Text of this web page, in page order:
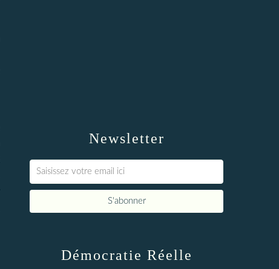
Newsletter
Démocratie Réelle